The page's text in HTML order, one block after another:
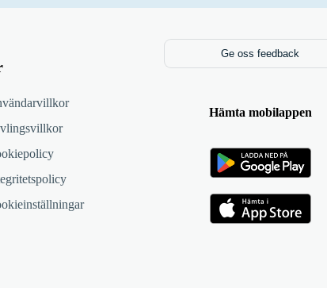
Ge oss feedback
Hämta mobilappen